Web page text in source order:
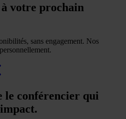
votre prochain
sans engagement. Nos
le conférencier qui